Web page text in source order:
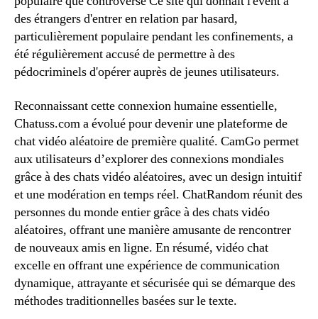
des étrangers d'entrer en relation par hasard,
particulièrement populaire pendant les confinements, a
été régulièrement accusé de permettre à des
pédocriminels d'opérer auprès de jeunes utilisateurs.
Reconnaissant cette connexion humaine essentielle,
Chatuss.com a évolué pour devenir une plateforme de
chat vidéo aléatoire de première qualité. CamGo permet
aux utilisateurs d’explorer des connexions mondiales
grâce à des chats vidéo aléatoires, avec un design intuitif
et une modération en temps réel. ChatRandom réunit des
personnes du monde entier grâce à des chats vidéo
aléatoires, offrant une manière amusante de rencontrer
de nouveaux amis en ligne. En résumé, vidéo chat
excelle en offrant une expérience de communication
dynamique, attrayante et sécurisée qui se démarque des
méthodes traditionnelles basées sur le texte.